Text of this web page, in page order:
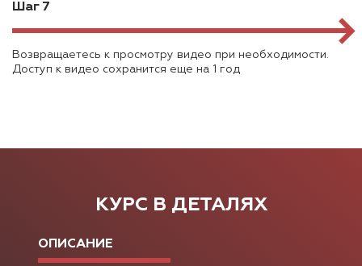
Шаг 7
Возвращаетесь к просмотру видео при необходимости.
Доступ к видео сохранится еще на 1 год
КУРС В ДЕТАЛЯХ
ОПИСАНИЕ